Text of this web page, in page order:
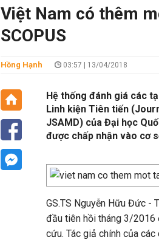
Việt Nam có thêm
SCOPUS
Hồng Hạnh 03:57 | 13/04/2018
Hệ thống đánh giá các
Linh kiện Tiên tiến
JSAMD) của Đại học
được chấp nhận vào cơ
GS.TS Nguyễn Hữu Đức -
đầu tiên hồi tháng 3/2016
cứu. Tác giả chính của